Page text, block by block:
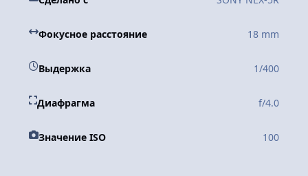
Фокусное расстояние 18 mm
Выдержка 1/400
Диафрагма f/4.0
Значение ISO 100